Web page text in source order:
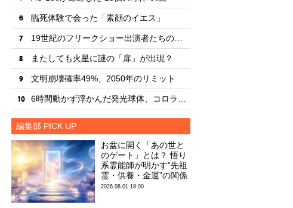
・
臨死体験で会った「素顔のイエス」
・
・
またしても火星に謎の「扉」が出現？
・
文明崩壊確率49%、2050年のリミット
・
編集部 PICK UP
お盆に開く「あの世と
のゲート」とは？ 悟り
系霊能師が明かす“先祖
霊・供養・金運”の関係
2026.08.01 18:00